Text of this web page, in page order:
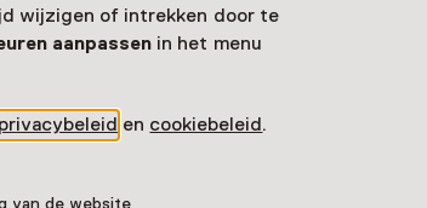
wijzigen of intrekken door te
aanpassenin het menu
privacybeleid en cookiebeleid.
van de website